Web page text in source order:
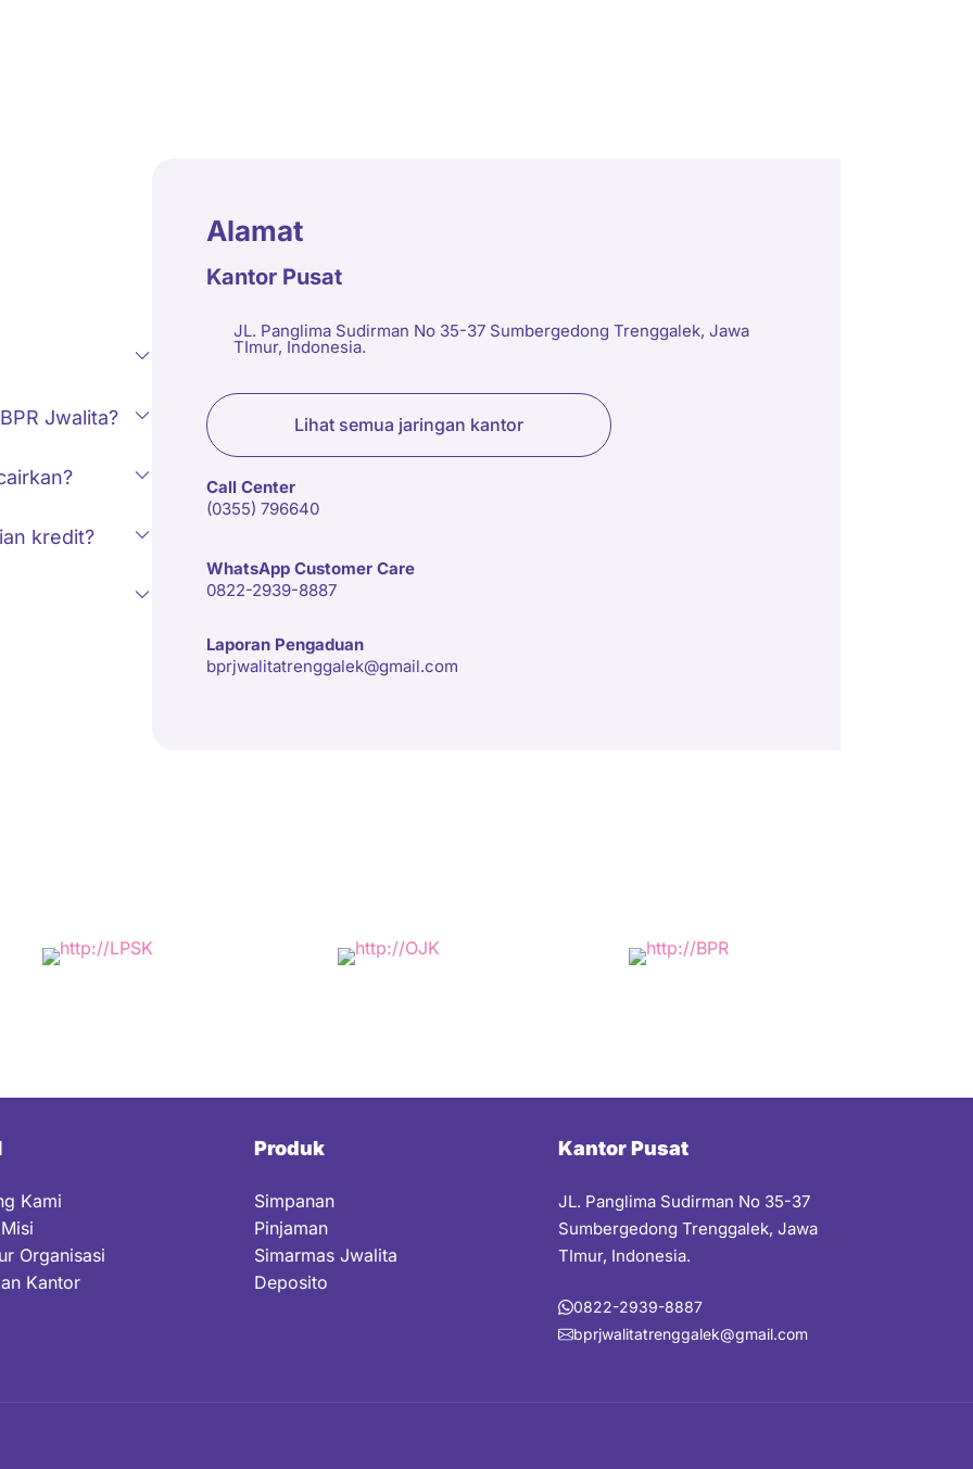
Jwalita?
kredit?
Alamat
Kantor Pusat
JL. Panglima Sudirman No 35-37 Sumbergedong Trenggalek, Jawa
TImur, Indonesia.
Lihat semua jaringan kantor
Call Center
(0355) 796640
WhatsApp Customer Care
0822-2939-8887
Laporan Pengaduan
bprjwalitatrenggalek@gmail.com
Kami
Organisasi
Kantor
Produk
Simpanan
Pinjaman
Simarmas Jwalita
Deposito
Kantor Pusat
JL. Panglima Sudirman No 35-37
Sumbergedong Trenggalek, Jawa
TImur, Indonesia.
0822-2939-8887
bprjwalitatrenggalek@gmail.com